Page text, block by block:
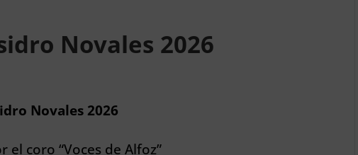
Novales 2026
Novales 2026
el coro “Voces de Alfoz”